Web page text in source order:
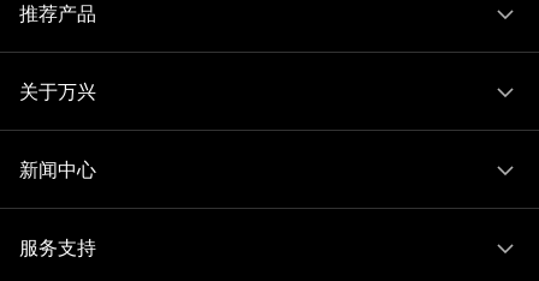
推荐产品
关于万兴
新闻中心
服务支持